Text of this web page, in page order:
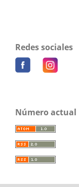
Redes sociales
Número actual